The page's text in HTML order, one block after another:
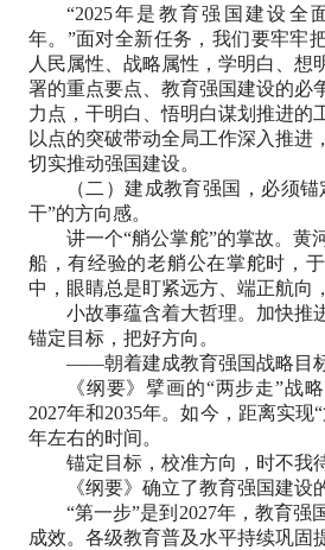
“2025年是教育强国建设全
年。”面对全新任务，我们要牢牢
人民属性、战略属性，学明白、想
署的重点要点、教育强国建设的必
力点，干明白、悟明白谋划推进的
以点的突破带动全局工作深入推进
切实推动强国建设。
（二）建成教育强国，必须
干”的方向感。
讲一个“艄公掌舵”的掌故。黄
船，有经验的老艄公在掌舵时，
中，眼睛总是盯紧远方、端正航向
小故事蕴含着大哲理。加快推
锚定目标，把好方向。
——朝着建成教育强国战略目
《纲要》擘画的“两步走”战
2027年和2035年。如今，距离实现
年左右的时间。
锚定目标，校准方向，时不我
《纲要》确立了教育强国建设
“第一步”是到2027年，教育强
成效。各级教育普及水平持续巩固